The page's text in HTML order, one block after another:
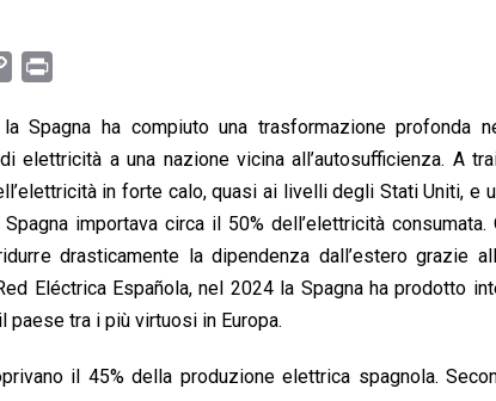
p
y
L
i
n
k
i
n
t
la Spagna ha compiuto una trasformazione profonda
elettricità a una nazione vicina all’autosufficienza. A
in forte calo, quasi ai livelli degli Stati Uniti, e
importava circa il 50% dell’elettricità
drasticamente la dipendenza dall’estero grazie
Eléctrica Española, nel 2024 la Spagna ha prodotto
paese tra i più virtuosi in Europa.
il 45% della produzione elettrica spagnola.